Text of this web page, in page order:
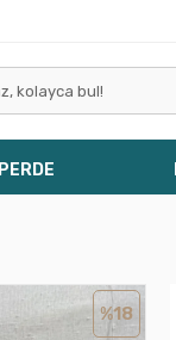
PERDE
%18